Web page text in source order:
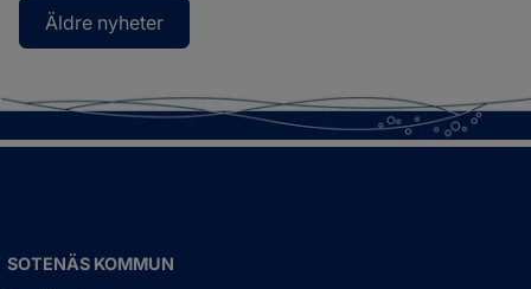
Äldre nyheter
SOTENÄS KOMMUN